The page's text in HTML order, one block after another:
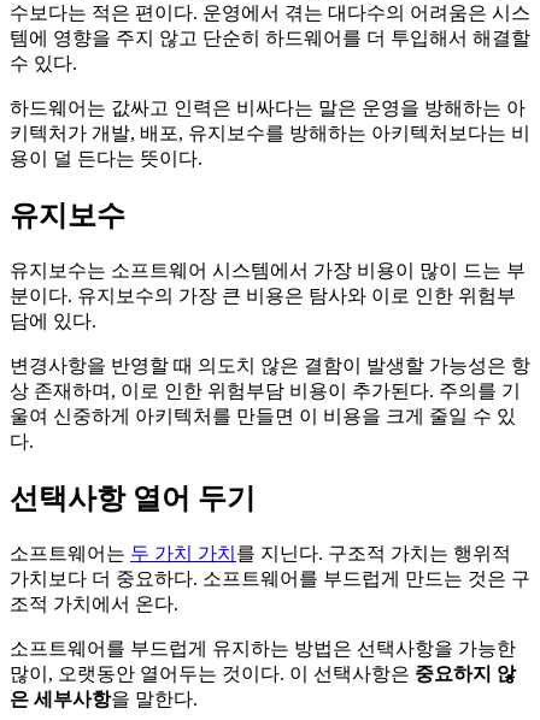
수보다는 적은 편이다. 운영에서 겪는 대다수의 어려움은 시스
템에 영향을 주지 않고 단순히 하드웨어를 더 투입해서 해결할
수 있다.
하드웨어는 값싸고 인력은 비싸다는 말은 운영을 방해하는 아
키텍처가 개발, 배포, 유지보수를 방해하는 아키텍처보다는 비
용이 덜 든다는 뜻이다.
유지보수
유지보수는 소프트웨어 시스템에서 가장 비용이 많이 드는 부
분이다. 유지보수의 가장 큰 비용은 탐사와 이로 인한 위험부
담에 있다.
변경사항을 반영할 때 의도치 않은 결함이 발생할 가능성은 항
상 존재하며, 이로 인한 위험부담 비용이 추가된다. 주의를 기
울여 신중하게 아키텍처를 만들면 이 비용을 크게 줄일 수 있
다.
선택사항 열어 두기
소프트웨어는 두 가치 가치 를 지닌다. 구조적 가치는 행위적
가치보다 더 중요하다. 소프트웨어를 부드럽게 만드는 것은 구
조적 가치에서 온다.
소프트웨어를 부드럽게 유지하는 방법은 선택사항을 가능한
많이, 오랫동안 열어두는 것이다. 이 선택사항은 중요하지 않
은 세부사항을 말한다.